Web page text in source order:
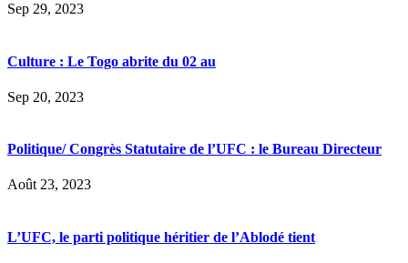
Sep 29, 2023
Culture : Le Togo abrite du 02 au
Sep 20, 2023
Politique/ Congrès Statutaire de l’UFC : le Bureau Directeur
Août 23, 2023
L’UFC, le parti politique héritier de l’Ablodé tient